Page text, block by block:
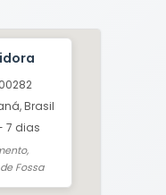
Brasil
7 dias
Fossa